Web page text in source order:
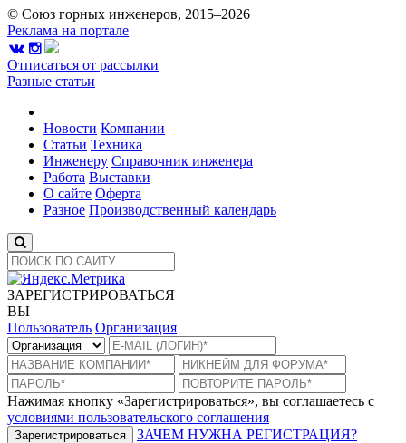
© Союз горных инженеров, 2015–2026
Реклама на портале
Отписаться от рассылки
Разные статьи
Новости Компании
Статьи Техника
Инженеру Справочник инженера
Работа Выставки
О сайте Оферта
Разное Производственный календарь
ЗАРЕГИСТРИРОВАТЬСЯ
ВЫ
Пользователь Организация
Нажимая кнопку «Зарегистрироваться», вы соглашаетесь с
условиями пользовательского соглашения
Зарегистрироваться ЗАЧЕМ НУЖНА РЕГИСТРАЦИЯ?